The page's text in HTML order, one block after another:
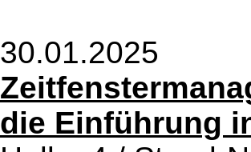
30.01.2025
die Einführung